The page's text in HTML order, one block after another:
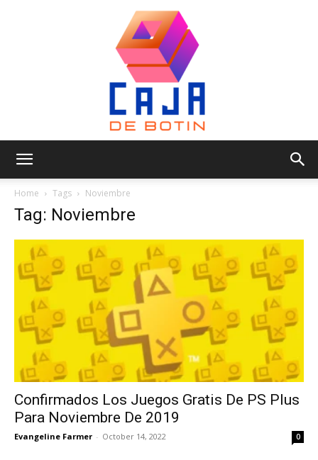
Botin
Home Tags Noviembre
Tag: Noviembre
Confirmados Los Juegos Gratis De PS Plus
Para Noviembre De 2019
Evangeline Farmer - October 14, 2022 0